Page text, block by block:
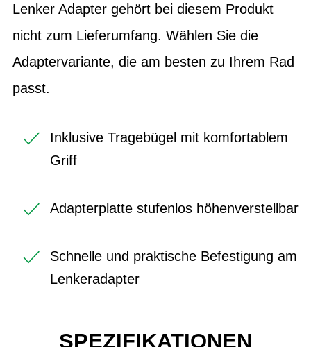
Lenker Adapter gehört bei diesem Produkt
nicht zum Lieferumfang. Wählen Sie die
Adaptervariante, die am besten zu Ihrem Rad
passt.
Inklusive Tragebügel mit komfortablem
Griff
Adapterplatte stufenlos höhenverstellbar
Schnelle und praktische Befestigung am
Lenkeradapter
SPEZIFIKATIONEN